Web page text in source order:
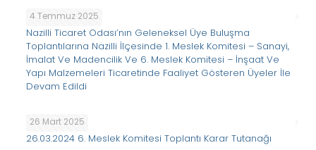
4 Temmuz 2025
Nazilli Ticaret Odası’nın Geleneksel Üye Buluşma
Toplantılarına Nazilli İlçesinde 1. Meslek Komitesi – Sanayi,
İmalat Ve Madencilik Ve 6. Meslek Komitesi – İnşaat Ve
Yapı Malzemeleri Ticaretinde Faaliyet Gösteren Üyeler İle
Devam Edildi
26 Mart 2025
26.03.2024 6. Meslek Komitesi Toplantı Karar Tutanağı